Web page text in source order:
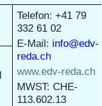
Telefon: +41 79
332 61 02
E-Mail: info@edv-
reda.ch
www.edv-reda.ch
MWST: CHE-
113.602.13